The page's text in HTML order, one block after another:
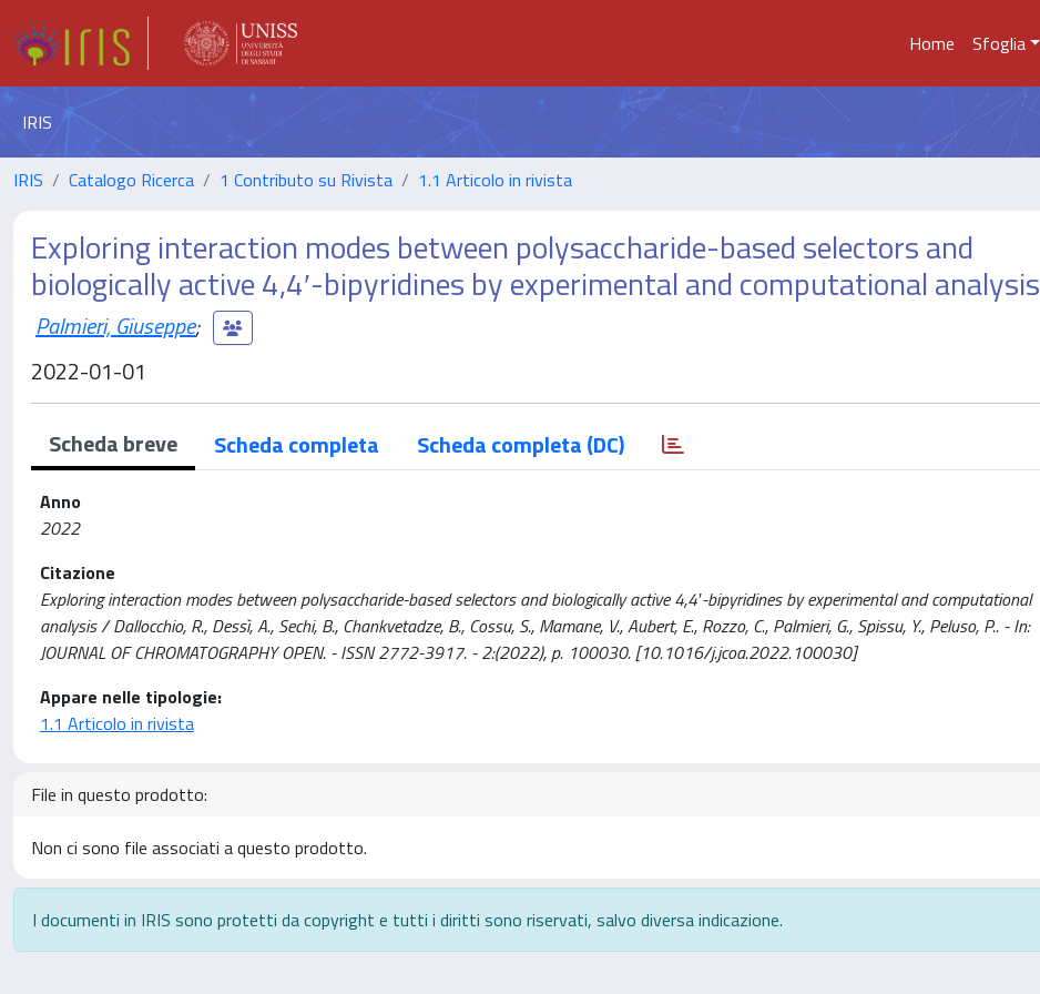
Home Sfoglia
IRIS
IRIS Catalogo Ricerca 1 Contributo su Rivista 1.1 Articolo in rivista
Exploring interaction modes between polysaccharide-based selectors and
biologically active 4,4′-bipyridines by experimental and computational analysis
Palmieri, Giuseppe;
2022-01-01
Scheda breve Scheda completa Scheda completa (DC)
Anno
2022
Citazione
Exploring interaction modes between polysaccharide-based selectors and biologically active 4,4′-bipyridines by experimental and computational
analysis / Dallocchio, R., Dessì, A., Sechi, B., Chankvetadze, B., Cossu, S., Mamane, V., Aubert, E., Rozzo, C., Palmieri, G., Spissu, Y., Peluso, P.. - In:
JOURNAL OF CHROMATOGRAPHY OPEN. - ISSN 2772-3917. - 2:(2022), p. 100030. [10.1016/j.jcoa.2022.100030]
Appare nelle tipologie:
1.1 Articolo in rivista
File in questo prodotto:
Non ci sono file associati a questo prodotto.
I documenti in IRIS sono protetti da copyright e tutti i diritti sono riservati, salvo diversa indicazione.